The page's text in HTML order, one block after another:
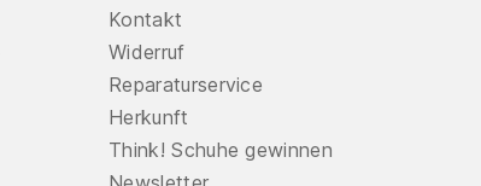
Kontakt
Widerruf
Reparaturservice
Herkunft
Think! Schuhe gewinnen